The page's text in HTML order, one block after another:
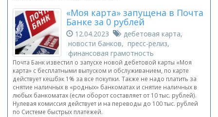
«Моя карта» запущена в Почта
Банке за 0 рублей
12.04.2023
дебетовая карта,
новости банков, пресс-релиз,
финансовая грамотность
Почта Банк известил о запуске новой дебетовой карты «Моя
карта» с бесплатными выпуском и обслуживанием, по карте
действует кешбэк 1% за все покупки. Также не надо платить за
снятие наличных в «родных» банкоматах и снятие наличных в
любых банкоматах (если оборот составляет от 10 тыс. рублей).
Нулевая комиссия действует и на переводы до 100 тыс. рублей
по Системе быстрых платежей.